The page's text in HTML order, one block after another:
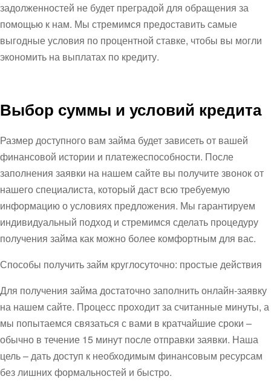
задолженностей не будет преградой для обращения за
помощью к нам. Мы стремимся предоставить самые
выгодные условия по процентной ставке, чтобы вы могли
экономить на выплатах по кредиту.
Выбор суммы и условий кредита
Размер доступного вам займа будет зависеть от вашей
финансовой истории и платежеспособности. После
заполнения заявки на нашем сайте вы получите звонок от
нашего специалиста, который даст всю требуемую
информацию о условиях предложения. Мы гарантируем
индивидуальный подход и стремимся сделать процедуру
получения займа как можно более комфортным для вас.
Способы получить займ круглосуточно: простые действия
Для получения займа достаточно заполнить онлайн-заявку
на нашем сайте. Процесс проходит за считанные минуты, а
мы попытаемся связаться с вами в кратчайшие сроки –
обычно в течение 15 минут после отправки заявки. Наша
цель – дать доступ к необходимым финансовым ресурсам
без лишних формальностей и быстро.